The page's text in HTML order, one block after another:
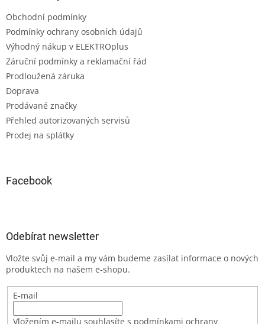
Obchodní podmínky
Podmínky ochrany osobních údajů
Výhodný nákup v ELEKTROplus
Záruční podmínky a reklamační řád
Prodloužená záruka
Doprava
Prodávané značky
Přehled autorizovaných servisů
Prodej na splátky
Facebook
Odebírat newsletter
Vložte svůj e-mail a my vám budeme zasílat informace o nových
produktech na našem e-shopu.
E-mail
Vložením e-mailu souhlasíte s podmínkami ochrany